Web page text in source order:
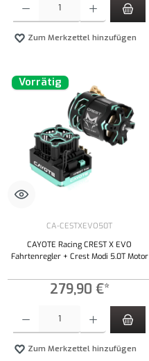
Zum Merkzettel hinzufügen
Vorrätig
CA-CESTXEVO50T
CAYOTE Racing CREST X EVO
Fahrtenregler + Crest Modi 5.0T Motor
279,90 €*
Zum Merkzettel hinzufügen